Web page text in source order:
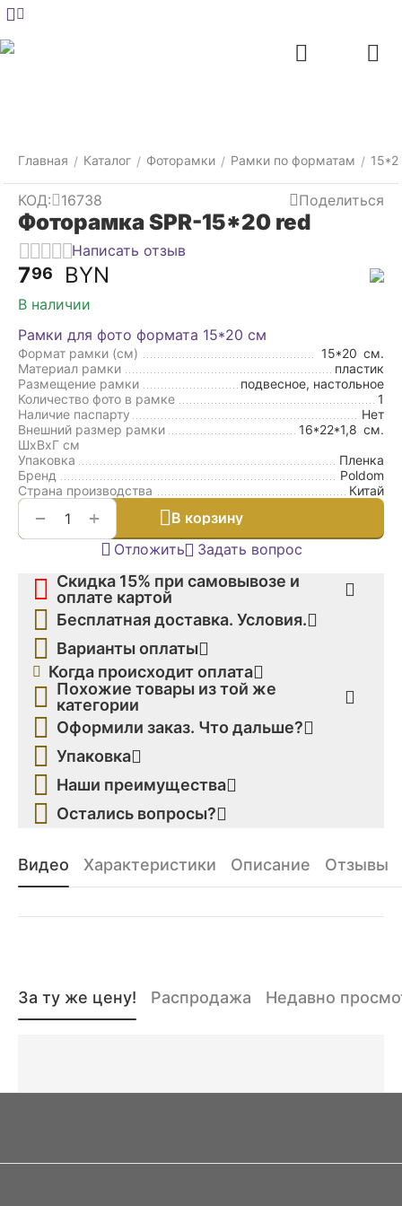
Главная / Каталог / Фоторамки / Рамки по форматам /
КОД: 16738 Поделиться
Фоторамка SPR-15*20 red
Написать отзыв
796 BYN
В наличии
Рамки для фото формата 15*20 см
Формат рамки (см) 15*20 см.
Материал рамки
пластик
Размещение рамки
подвесное, настольное
Количество фото в рамке
1
Наличие паспарту
Нет
Внешний размер рамки
ШxВxГ см
16*22*1,8 см.
Упаковка
Пленка
Бренд
Poldom
Страна производства
Китай
+
−
В корзину
Отложить
Задать вопрос
Скидка 15% при самовывозе и
оплате картой
Бесплатная доставка. Условия.
Варианты оплаты
Когда происходит оплата
Похожие товары из той же
категории
Оформили заказ. Что дальше?
Упаковка
Наши преимущества
Остались вопросы?
Видео Характеристики Описание Отзывы
За ту же цену! Распродажа Недавно